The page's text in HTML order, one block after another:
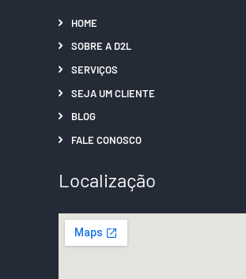
HOME
SOBRE A D2L
SERVIÇOS
SEJA UM CLIENTE
BLOG
FALE CONOSCO
Localização